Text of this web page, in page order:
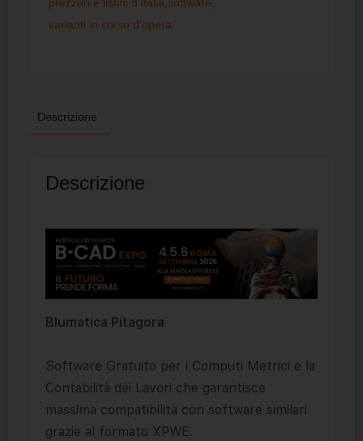
varianti in corso d'opera
Descrizione
Descrizione
Blumatica Pitagora
Software Gratuito per i Computi Metrici e la
Contabilità dei Lavori che garantisce
massima compatibilità con software similari
grazie al formato XPWE.